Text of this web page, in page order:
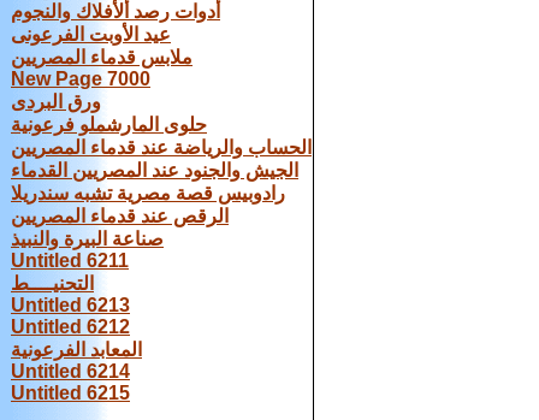
أدوات رصد ألأفلاك والنجوم
عيد الأوبت الفرعونى
ملابس قدماء المصريين
New Page 7000
ورق البردى
حلوى المارشملو فرعونية
الحساب والرياضة عند قدماء المصريين
الجيش والجنود عند المصريين القدماء
رادوبيس قصة مصرية تشبه سندريلا
الرقص عند قدماء المصريين
صناعة البيرة والنبيذ
Untitled 6211
التحنيــــط
Untitled 6213
Untitled 6212
المعابد الفرعونية
Untitled 6214
Untitled 6215